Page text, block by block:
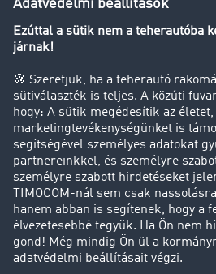
Transzportlexikon
Tehergépkocsi-forgalomkorlátozás
Cég
Sikertörténetek
Ügyfél hoz ügyfelet
Jogi információk
Impresszum